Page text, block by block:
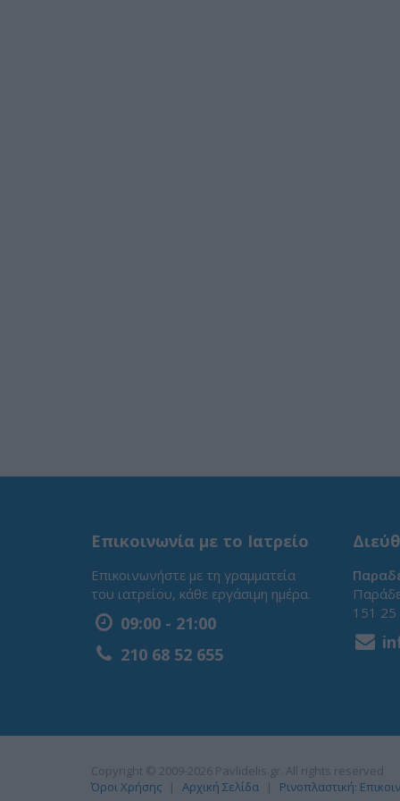
Επικοινωνία με το Ιατρείο
Επικοινωνήστε με τη γραμματεία
του ιατρείου, κάθε εργάσιμη ημέρα.
09:00 - 21:00
210 68 52 655
151 25
Copyright © 2009-2026 Pavlidelis.gr. All rights reserved
Όροι Χρήσης
Αρχική Σελίδα Ρινοπλαστική: